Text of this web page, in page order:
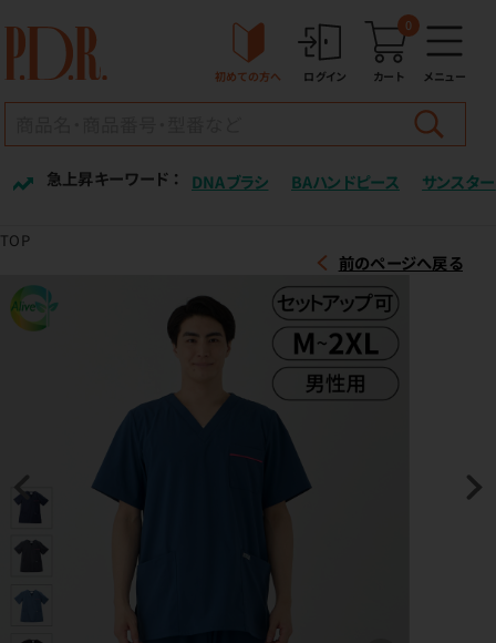
初めての方へ ログイン カート
0
メニュー
急上昇キーワード ： DNAブラシ BAハンドピース サンスター
TOP
前のページへ戻る